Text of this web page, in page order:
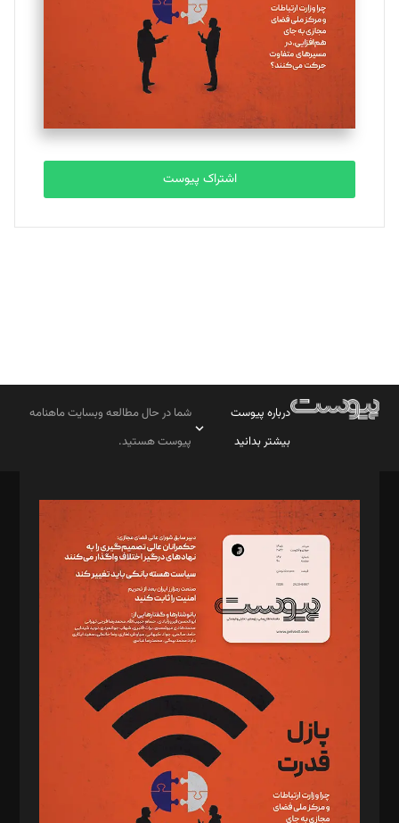
ملینا جعفری
تحریریه
مصطفی مسجدی آرانی
تحریریه
بابک نقاش
تحریریه
اشتراک پیوست
درباره پیوست
بیشتر بدانید
شما در حال مطالعه وبسایت ماهنامه
پیوست هستید.
مدیر مسئول: محمدباقر اثنی‌عشری
سردبیر: مهرک محمودی
دبیر تحریریه: میثم قاسمی
د‌بیر ناداستان: سمانه سمیع
د‌بیر خدمت و تجارت: ابوالفضل رجبی
د‌بیر حقوق فناوری: حسام‌الدین ایپکچی
د‌بیر پیوست جهان: مینا پاکدل
د‌بیر تحریریه آنلاین: بابک نقاش
تحریریه‌: مجتبی محمود‌ی، آرش برهمند، یسنا امان‌پور، سروش کرمیان،
مصطفی مسجدی آرانی، ابوالفضل رجبی، زهرا فکرانه، فائزه فتحی
رستمی،مصطفی باستان
ویرایش: نگار استاد‌‌آقا
طراح یونیفرم: مجید توکلی